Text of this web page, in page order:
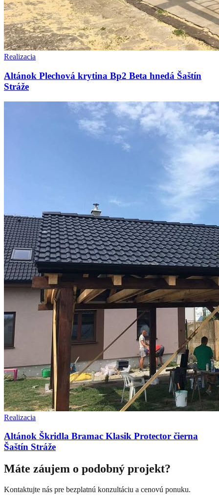
Realizacia
Altánok Plechová krytina Bp2 Beta hnedá Šaštín
Stráže
Realizacia
Altánok Škridla Bramac Klasik Protector čierna
Šaštín Stráže
Máte záujem o podobný projekt?
Kontaktujte nás pre bezplatnú konzultáciu a cenovú ponuku.